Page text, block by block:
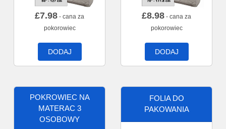
£7.98 - cana za
pokorowiec
DODAJ
£8.98 - cana za
pokorowiec
DODAJ
POKROWIEC NA
MATERAC 3
OSOBOWY
FOLIA DO
PAKOWANIA